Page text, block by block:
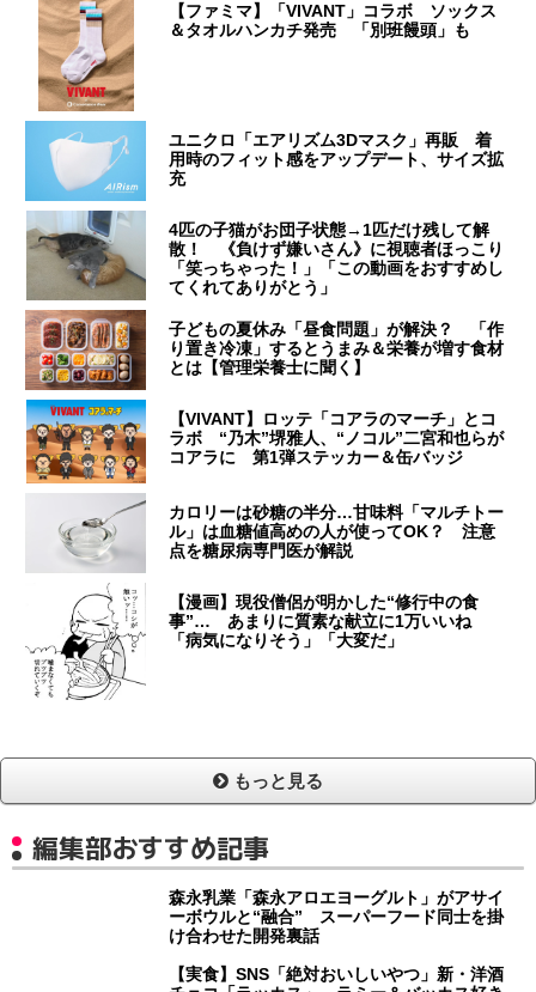
【ファミマ】「VIVANT」コラボ ソックス
＆タオルハンカチ発売 「別班饅頭」も
ユニクロ「エアリズム3Dマスク」再販 着
用時のフィット感をアップデート、サイズ拡
充
4匹の子猫がお団子状態→1匹だけ残して解
散！ 《負けず嫌いさん》に視聴者ほっこり
「笑っちゃった！」「この動画をおすすめし
てくれてありがとう」
子どもの夏休み「昼食問題」が解決？ 「作
り置き冷凍」するとうまみ＆栄養が増す食材
とは【管理栄養士に聞く】
【VIVANT】ロッテ「コアラのマーチ」とコ
ラボ “乃木”堺雅人、“ノコル”二宮和也らが
コアラに 第1弾ステッカー＆缶バッジ
カロリーは砂糖の半分…甘味料「マルチトー
ル」は血糖値高めの人が使ってOK？ 注意
点を糖尿病専門医が解説
【漫画】現役僧侶が明かした“修行中の食
事”… あまりに質素な献立に1万いいね
「病気になりそう」「大変だ」
もっと見る
編集部おすすめ記事
森永乳業「森永アロエヨーグルト」がアサイ
ーボウルと“融合” スーパーフード同士を掛
け合わせた開発裏話
【実食】SNS「絶対おいしいやつ」新・洋酒